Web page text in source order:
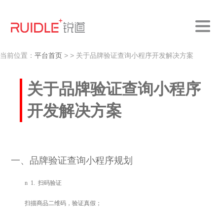
当前位置： 平台首页 > > 关于品牌验证查询小程序开发解决方案
关于品牌验证查询小程序
开发解决方案
一、品牌验证查询小程序规划
n 1.扫码验证
扫描商品二维码，验证真假；